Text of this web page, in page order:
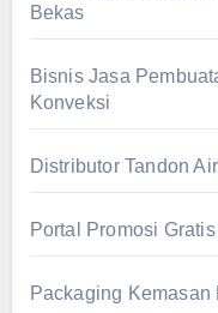
Bekas
Bisnis Jasa
Konveksi
Distributor Tandon
Portal Promosi
Packaging